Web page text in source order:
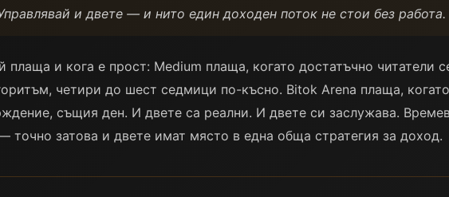
и двете — и нито един доходен поток не стои без работа.
плаща и кога е прост: Medium плаща, когато достатъчно читатели
четири до шест седмици по-късно. Bitok Arena плаща,
същия ден. И двете са реални. И двете си заслужава.
точно затова и двете имат място в една обща стратегия за доход.